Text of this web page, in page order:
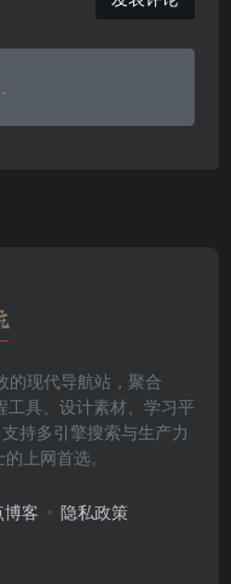
现代导航站，聚合
具、设计素材、学习平
持多引擎搜索与生产力
上网首选。
博客 隐私政策